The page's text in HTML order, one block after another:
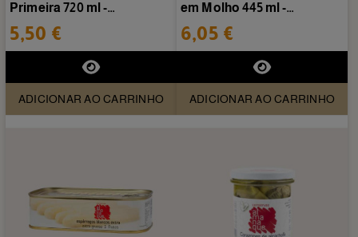
Primeira 720 ml -
Conservas Almanaque
5,50 €
ADICIONAR AO CARRINHO
em Molho 445 ml -
Conservas Almanaque
6,05 €
ADICIONAR AO CARRINHO